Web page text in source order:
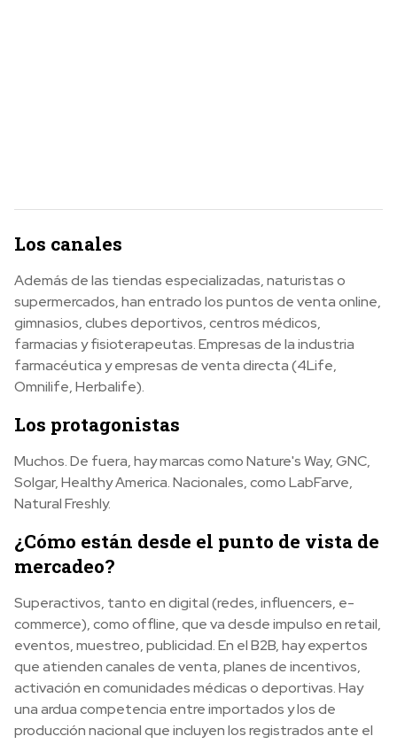
Los canales
Además de las tiendas especializadas, naturistas o
supermercados, han entrado los puntos de venta online,
gimnasios, clubes deportivos, centros médicos,
farmacias y fisioterapeutas. Empresas de la industria
farmacéutica y empresas de venta directa (4Life,
Omnilife, Herbalife).
Los protagonistas
Muchos. De fuera, hay marcas como Nature's Way, GNC,
Solgar, Healthy America. Nacionales, como LabFarve,
Natural Freshly.
¿Cómo están desde el punto de vista de
mercadeo?
Superactivos, tanto en digital (redes, influencers, e-
commerce), como offline, que va desde impulso en retail,
eventos, muestreo, publicidad. En el B2B, hay expertos
que atienden canales de venta, planes de incentivos,
activación en comunidades médicas o deportivas. Hay
una ardua competencia entre importados y los de
producción nacional que incluyen los registrados ante el